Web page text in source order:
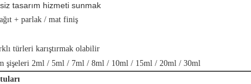
tasarım hizmeti sunmak
+ parlak / mat finiş
türleri karıştırmak olabilir
şişeleri 2ml / 5ml / 7ml / 8ml / 10ml / 15ml / 20ml / 30ml